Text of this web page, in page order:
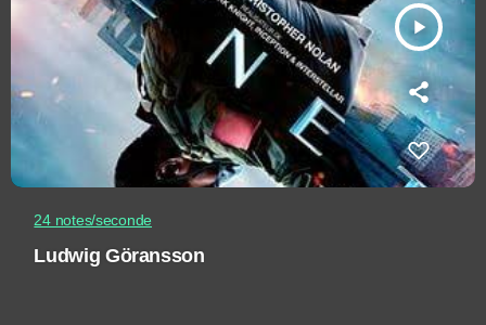
play_arrow
24 notes/seconde
Ludwig Göransson